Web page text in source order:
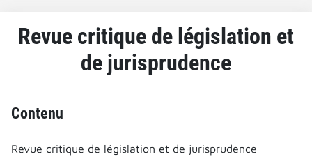
Revue critique de législation et
de jurisprudence
Contenu
Revue critique de législation et de jurisprudence